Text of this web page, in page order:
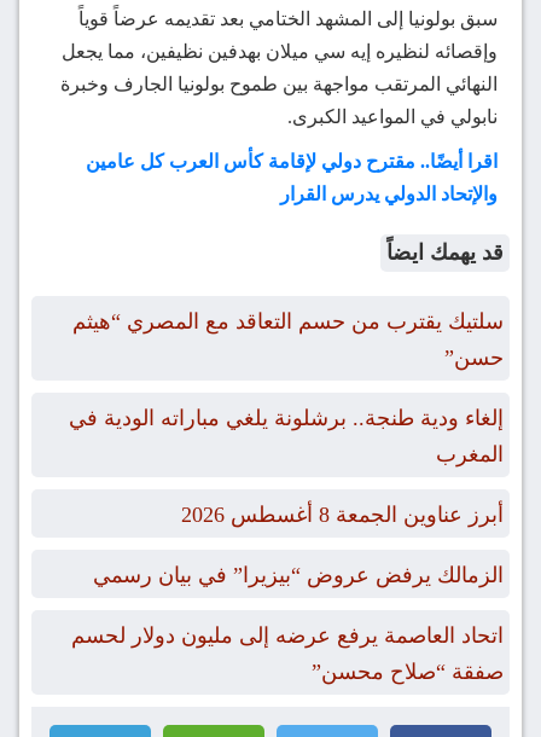
سبق بولونيا إلى المشهد الختامي بعد تقديمه عرضاً قوياً
وإقصائه لنظيره إيه سي ميلان بهدفين نظيفين، مما يجعل
النهائي المرتقب مواجهة بين طموح بولونيا الجارف وخبرة
نابولي في المواعيد الكبرى.
اقرا أيضًا.. مقترح دولي لإقامة كأس العرب كل عامين
والإتحاد الدولي يدرس القرار
قد يهمك ايضاً
سلتيك يقترب من حسم التعاقد مع المصري “هيثم
حسن”
إلغاء ودية طنجة.. برشلونة يلغي مباراته الودية في
المغرب
أبرز عناوين الجمعة 8 أغسطس 2026
الزمالك يرفض عروض “بيزيرا” في بيان رسمي
اتحاد العاصمة يرفع عرضه إلى مليون دولار لحسم
صفقة “صلاح محسن”